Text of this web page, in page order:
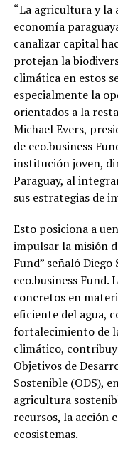
“La agricultura y la
economía
canalizar capital
protejan la
climática en estos
especialmente la
orientados a la
Michael Evers,
de eco.business
institución joven,
Paraguay, al
sus estrategias de
Esto posiciona a
impulsar la misión
Fund” señaló
eco.business Fund.
concretos en
eficiente del agua,
fortalecimiento de
climático,
Objetivos de
Sostenible (ODS),
agricultura
recursos, la acción
ecosistemas.